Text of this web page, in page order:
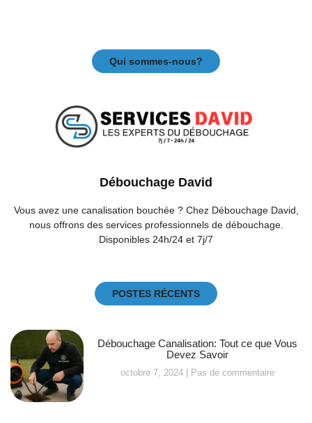
Qui sommes-nous?
Débouchage David
Vous avez une canalisation bouchée ? Chez Débouchage David,
nous offrons des services professionnels de débouchage.
Disponibles 24h/24 et 7j/7
POSTES RÉCENTS
Débouchage Canalisation: Tout ce que Vous
Devez Savoir
octobre 7, 2024 Pas de commentaire